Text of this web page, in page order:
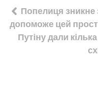
Навігація
записів
Попелиця зникне
допоможе цей
Путіну дали